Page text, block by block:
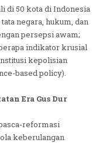
di 50 kota di Indonesia
negara, hukum, dan
persepsi awam;
indikator krusial
kepolisian
based policy).
Era Gus Dur
reformasi
keberulangan